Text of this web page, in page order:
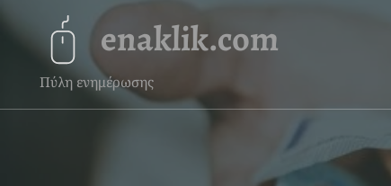
enaklik.com
Πύλη ενημέρωσης